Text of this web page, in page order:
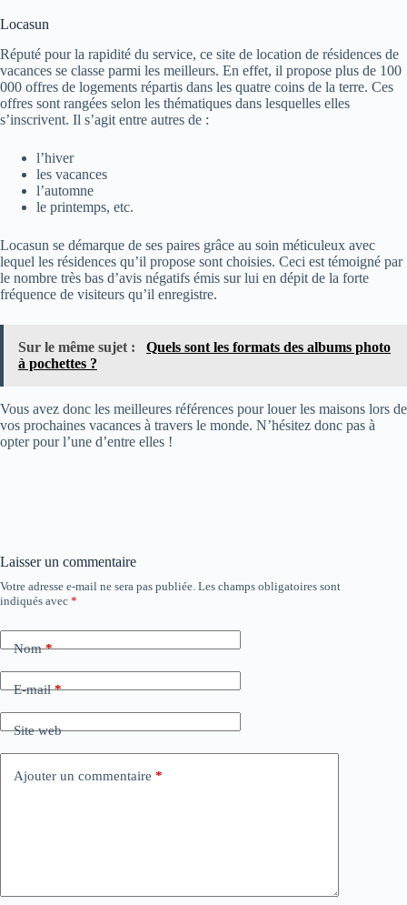
Locasun
Réputé pour la rapidité du service, ce site de location de résidences de
vacances se classe parmi les meilleurs. En effet, il propose plus de 100
000 offres de logements répartis dans les quatre coins de la terre. Ces
offres sont rangées selon les thématiques dans lesquelles elles
s’inscrivent. Il s’agit entre autres de :
l’hiver
les vacances
l’automne
le printemps, etc.
Locasun se démarque de ses paires grâce au soin méticuleux avec
lequel les résidences qu’il propose sont choisies. Ceci est témoigné par
le nombre très bas d’avis négatifs émis sur lui en dépit de la forte
fréquence de visiteurs qu’il enregistre.
Sur le même sujet :
Quels sont les formats des albums photo
à pochettes ?
Vous avez donc les meilleures références pour louer les maisons lors de
vos prochaines vacances à travers le monde. N’hésitez donc pas à
opter pour l’une d’entre elles !
Laisser un commentaire
Votre adresse e-mail ne sera pas publiée. Les champs obligatoires sont
indiqués avec *
Nom*
E-mail*
Site web
Ajouter un commentaire *